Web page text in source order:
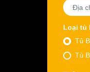
Loại tủ
Tủ
Tủ